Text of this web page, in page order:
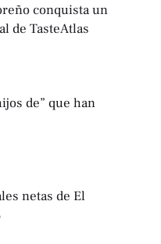
conquista un
de TasteAtlas
de” que han
netas de El